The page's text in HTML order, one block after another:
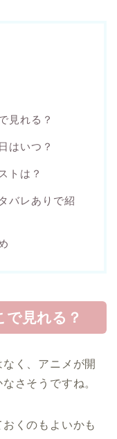
見れる？
はいつ？
トは？
バレありで紹
で見れる？
く、アニメが開
さそうですね。
くのもよいかも